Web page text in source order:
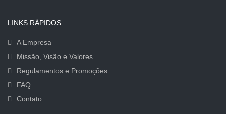
LINKS RÁPIDOS
A Empresa
Missão, Visão e Valores
Regulamentos e Promoções
FAQ
Contato